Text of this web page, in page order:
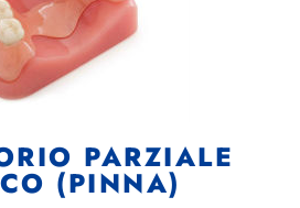
PARZIALE
(PINNA)